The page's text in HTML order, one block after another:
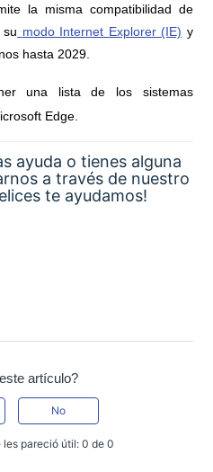
la misma compatibilidad de
modo Internet Explorer (IE) y
hasta 2029.
una lista de los sistemas
Edge.
ayuda o tienes alguna
a través de nuestro
te ayudamos!
artículo?
No
les pareció útil: 0 de 0